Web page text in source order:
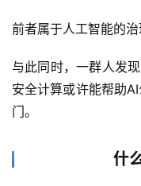
前者属于人工智能的治
与此同时，一群人发
安全计算或许能帮助
门。
什